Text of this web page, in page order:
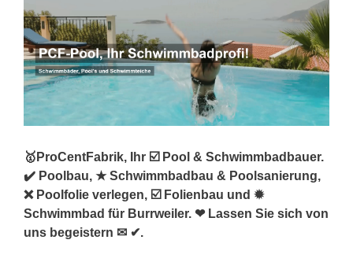
🥇ProCentFabrik, Ihr ☑️ Pool & Schwimmbadbauer.
✔️ Poolbau, ★ Schwimmbadbau & Poolsanierung,
❌ Poolfolie verlegen, ☑️ Folienbau und ✹
Schwimmbad für Burrweiler. ❤ Lassen Sie sich von
uns begeistern ✉ ✔.